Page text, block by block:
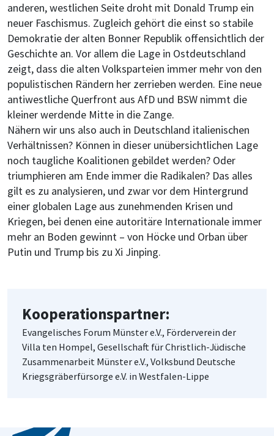
anderen, westlichen Seite droht mit Donald Trump ein
neuer Faschismus. Zugleich gehört die einst so stabile
Demokratie der alten Bonner Republik offensichtlich der
Geschichte an. Vor allem die Lage in Ostdeutschland
zeigt, dass die alten Volksparteien immer mehr von den
populistischen Rändern her zerrieben werden. Eine neue
antiwestliche Querfront aus AfD und BSW nimmt die
kleiner werdende Mitte in die Zange.
Nähern wir uns also auch in Deutschland italienischen
Verhältnissen? Können in dieser unübersichtlichen Lage
noch taugliche Koalitionen gebildet werden? Oder
triumphieren am Ende immer die Radikalen? Das alles
gilt es zu analysieren, und zwar vor dem Hintergrund
einer globalen Lage aus zunehmenden Krisen und
Kriegen, bei denen eine autoritäre Internationale immer
mehr an Boden gewinnt – von Höcke und Orban über
Putin und Trump bis zu Xi Jinping.
Kooperationspartner:
Evangelisches Forum Münster e.V., Förderverein der
Villa ten Hompel, Gesellschaft für Christlich-Jüdische
Zusammenarbeit Münster e.V., Volksbund Deutsche
Kriegsgräberfürsorge e.V. in Westfalen-Lippe